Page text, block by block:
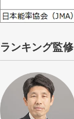
ランキング監修